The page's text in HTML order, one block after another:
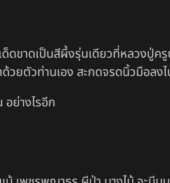
ดขาดเป็นสีผึ้งรุ่นเดียวที่หลวงปู่ค
ยตัวท่านเอง สะกดจรดนิ้วมือลง
ย่างไรอีก